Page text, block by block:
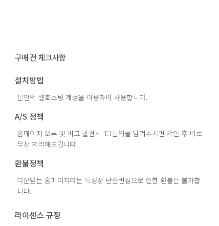
구매 전 체크사항
설치방법
본인의 웹호스팅 계정을 이용하여 사용합니다.
A/S 정책
홈페이지 오류 및 버그 발견시 1:1문의를 남겨주시면 확인 후 바로
무상 처리해드립니다.
환불정책
다운받는 홈페이지라는 특성상 단순변심으로 인한 환불은 불가합
니다.
라이센스 규정